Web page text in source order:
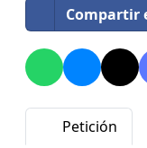
Compartir
Petición